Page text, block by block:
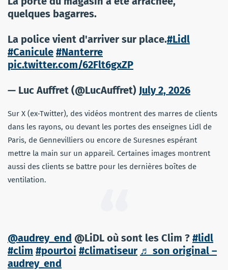
quelques bagarres.
La police vient d'arriver sur place.#Lidl
#Canicule #Nanterre
pic.twitter.com/62Flt6gxZP
— Luc Auffret (@LucAuffret) July 2, 2026
Sur X (ex-Twitter), des vidéos montrent des marres de clients
dans les rayons, ou devant les portes des enseignes Lidl de
Paris, de Gennevilliers ou encore de Suresnes espérant
mettre la main sur un appareil. Certaines images montrent
aussi des clients se battre pour les dernières boîtes de
ventilation.
@audrey_end @LiDL où sont les Clim ? #lidl
#clim #pourtoi #climatiseur ♬ son original –
audrey_end